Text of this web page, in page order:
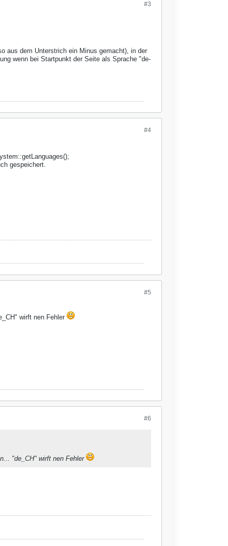
#3
aus dem Unterstrich ein Minus gemacht), in der
wenn bei Startpunkt der Seite als Sprache "de-
#4
gespeichert.
#5
wirft nen Fehler
#6
"de_CH" wirft nen Fehler